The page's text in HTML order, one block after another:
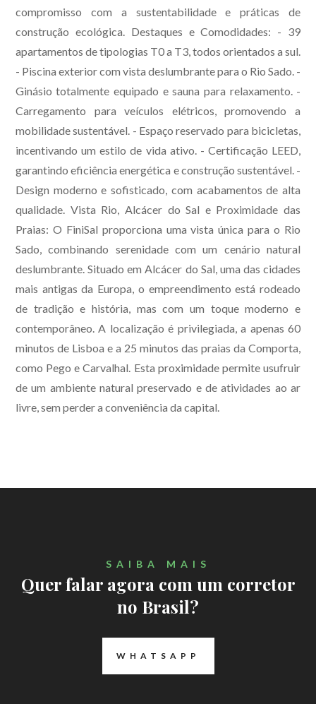
compromisso com a sustentabilidade e práticas de
construção ecológica. Destaques e Comodidades: - 39
apartamentos de tipologias T0 a T3, todos orientados a sul.
- Piscina exterior com vista deslumbrante para o Rio Sado. -
Ginásio totalmente equipado e sauna para relaxamento. -
Carregamento para veículos elétricos, promovendo a
mobilidade sustentável. - Espaço reservado para bicicletas,
incentivando um estilo de vida ativo. - Certificação LEED,
garantindo eficiência energética e construção sustentável. -
Design moderno e sofisticado, com acabamentos de alta
qualidade. Vista Rio, Alcácer do Sal e Proximidade das
Praias: O FiniSal proporciona uma vista única para o Rio
Sado, combinando serenidade com um cenário natural
deslumbrante. Situado em Alcácer do Sal, uma das cidades
mais antigas da Europa, o empreendimento está rodeado
de tradição e história, mas com um toque moderno e
contemporâneo. A localização é privilegiada, a apenas 60
minutos de Lisboa e a 25 minutos das praias da Comporta,
como Pego e Carvalhal. Esta proximidade permite usufruir
de um ambiente natural preservado e de atividades ao ar
livre, sem perder a conveniência da capital.
SAIBA MAIS
Quer falar agora com um corretor
no Brasil?
WHATSAPP